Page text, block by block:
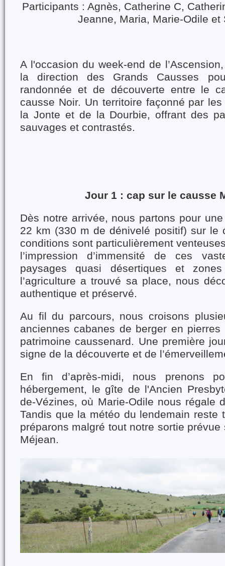
Participants : Agnès, Catherine C,
Jeanne, Maria, Marie-Odile
A l'occasion du week-end de
la direction des Grands Causses
randonnée et de découverte entre le
causse Noir. Un territoire façonné par
la Jonte et de la Dourbie, offrant des
sauvages et contrastés.
Jour 1 : cap sur le causse
Dès notre arrivée, nous partons pour
22 km (330 m de dénivelé positif) sur le
conditions sont particulièrement
l’impression d’immensité de ces
paysages quasi désertiques et
l’agriculture a trouvé sa place, nous
authentique et préservé.
Au fil du parcours, nous croisons
anciennes cabanes de berger en
patrimoine caussenard. Une première
signe de la découverte et de
En fin d’après-midi, nous prenons
hébergement, le gîte de l'Ancien
de-Vézines, où Marie-Odile nous régale
Tandis que la météo du lendemain reste
préparons malgré tout notre sortie
Méjean.